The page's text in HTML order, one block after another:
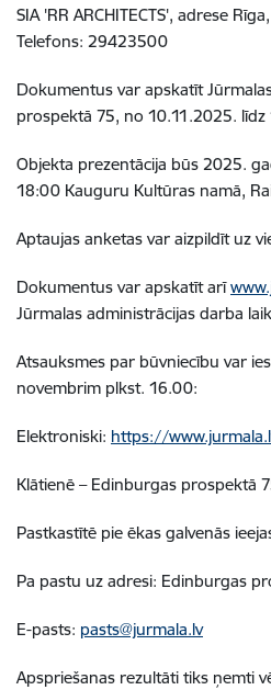
SIA 'RR ARCHITECTS', adrese
Telefons: 29423500
Dokumentus var apskatīt
prospektā 75, no 10.11.2025. līdz
Objekta prezentācija būs 2025.
18:00 Kauguru Kultūras namā,
Aptaujas anketas var aizpildīt uz
Dokumentus var apskatīt arī
Jūrmalas administrācijas darba
Atsauksmes par būvniecību var
novembrim plkst. 16.00:
Elektroniski: https://
Klātienē – Edinburgas prospektā
Pastkastītē pie ēkas galvenās
Pa pastu uz adresi: Edinburgas
E-pasts: pasts@jurmala.lv
Apspriešanas rezultāti tiks ņemti